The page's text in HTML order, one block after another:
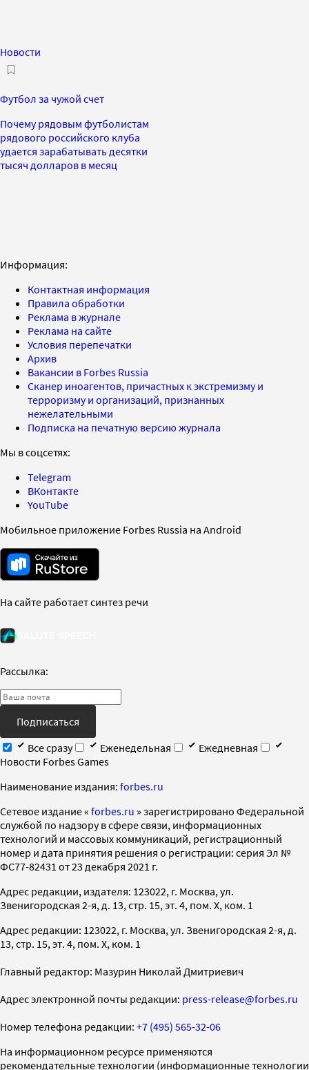
Новости
Футбол за чужой счет
Почему рядовым футболистам
рядового российского клуба
удается зарабатывать десятки
тысяч долларов в месяц
Информация:
Контактная информация
Правила обработки
Реклама в журнале
Реклама на сайте
Условия перепечатки
Архив
Вакансии в Forbes Russia
Сканер иноагентов, причастных к экстремизму и
терроризму и организаций, признанных
нежелательными
Подписка на печатную версию журнала
Мы в соцсетях:
Telegram
ВКонтакте
YouTube
Мобильное приложение Forbes Russia на Android
На сайте работает синтез речи
Рассылка:
Подписаться
Все сразу
Еженедельная
Ежедневная
Новости Forbes Games
Наименование издания: forbes.ru
Cетевое издание « forbes.ru » зарегистрировано Федеральной
службой по надзору в сфере связи, информационных
технологий и массовых коммуникаций, регистрационный
номер и дата принятия решения о регистрации: серия Эл №
ФС77-82431 от 23 декабря 2021 г.
Адрес редакции, издателя: 123022, г. Москва, ул.
Звенигородская 2-я, д. 13, стр. 15, эт. 4, пом. X, ком. 1
Адрес редакции: 123022, г. Москва, ул. Звенигородская 2-я, д.
13, стр. 15, эт. 4, пом. X, ком. 1
Главный редактор: Мазурин Николай Дмитриевич
Адрес электронной почты редакции: press-release@forbes.ru
Номер телефона редакции: +7 (495) 565-32-06
На информационном ресурсе применяются
рекомендательные технологии (информационные технологии